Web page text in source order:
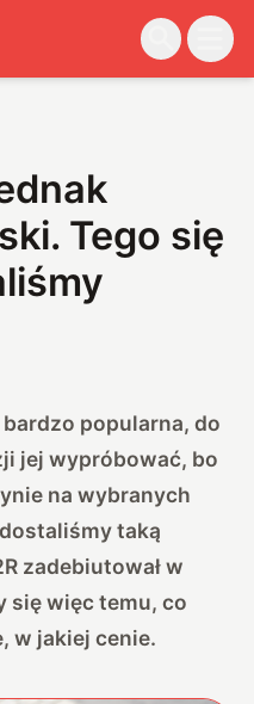
Tego się
popularna, do
jej wypróbować, bo
na wybranych
taką
zadebiutował w
się więc temu, co
w jakiej cenie.